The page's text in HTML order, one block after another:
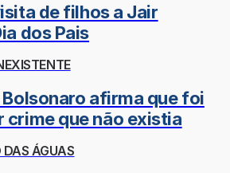
de filhos a Jair
dos Pais
afirma que foi
crime que não existia
ÁGUAS